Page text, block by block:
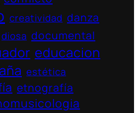
creatividad danza
diosa documental
educacion
estética
etnografía